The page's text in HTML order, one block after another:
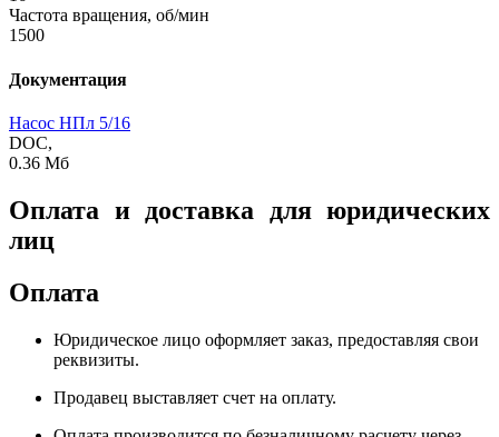
Частота вращения, об/мин
1500
Документация
Насос НПл 5/16
DOC,
0.36 Мб
Оплата и доставка для юридических
лиц
Оплата
Юридическое лицо оформляет заказ, предоставляя свои
реквизиты.
Продавец выставляет счет на оплату.